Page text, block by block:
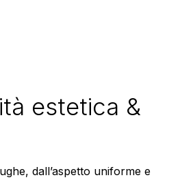
estetica &
dall’aspetto uniforme e